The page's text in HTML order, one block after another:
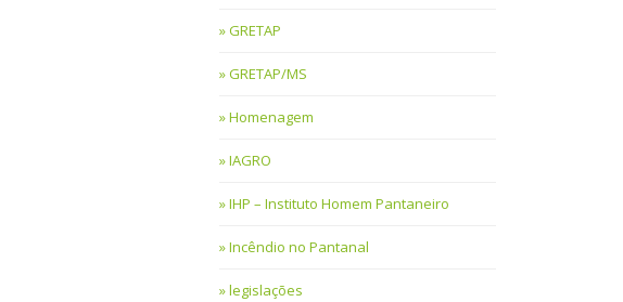
GRETAP
GRETAP/MS
Homenagem
IAGRO
IHP – Instituto Homem Pantaneiro
Incêndio no Pantanal
legislações